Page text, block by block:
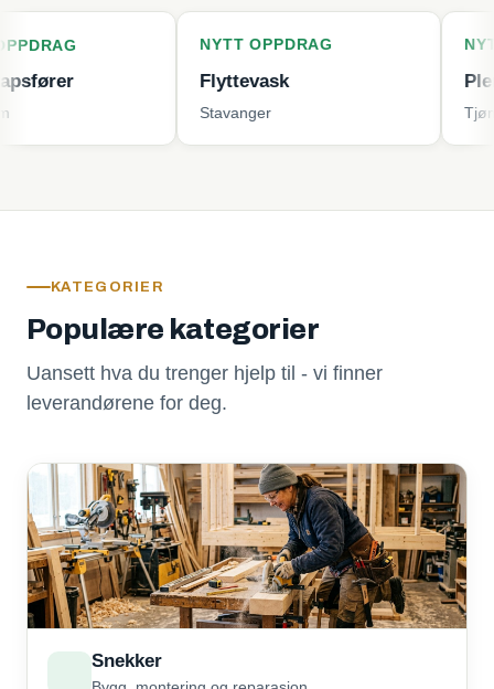
NYTT OPPDRAG
Flyttevask
NYTT
KATEGORIER
Populære kategorier
Uansett hva du trenger hjelp til - vi finner
leverandørene for deg.
Snekker